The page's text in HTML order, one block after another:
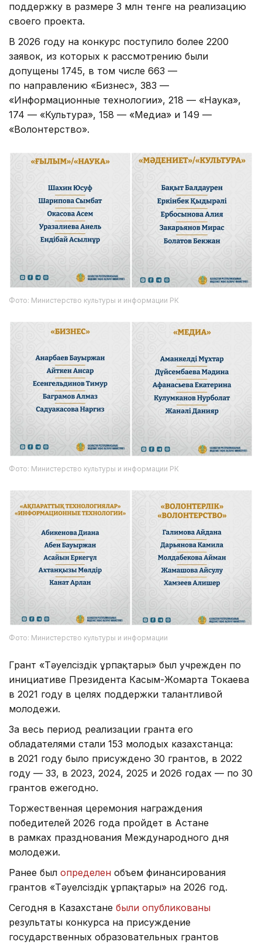
поддержку в размере 3 млн тенге на реализацию
своего проекта.
В 2026 году на конкурс поступило более 2200
заявок, из которых к рассмотрению были
допущены 1745, в том числе 663 —
по направлению «Бизнес», 383 —
«Информационные технологии», 218 — «Наука»,
174 — «Культура», 158 — «Медиа» и 149 —
«Волонтерство».
Фото: Министерство культуры и информации РК
Фото: Министерство культуры и информации РК
Фото: Министерство культуры и информации
Грант «Тәуелсіздік ұрпақтары» был учрежден по
инициативе Президента Касым-Жомарта Токаева
в 2021 году в целях поддержки талантливой
молодежи.
За весь период реализации гранта его
обладателями стали 153 молодых казахстанца:
в 2021 году было присуждено 30 грантов, в 2022
году — 33, в 2023, 2024, 2025 и 2026 годах — по 30
грантов ежегодно.
Торжественная церемония награждения
победителей 2026 года пройдет в Астане
в рамках празднования Международного дня
молодежи.
Ранее был определен объем финансирования
грантов «Тәуелсіздік ұрпақтары» на 2026 год.
Сегодня в Казахстане были опубликованы
результаты конкурса на присуждение
государственных образовательных грантов